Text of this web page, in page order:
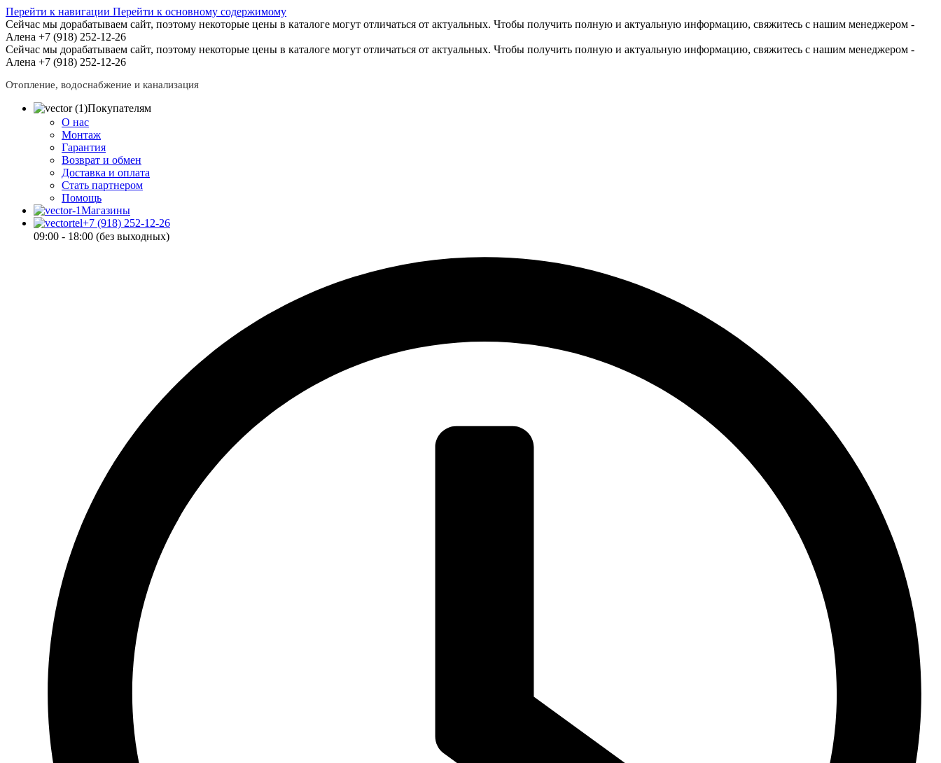
Перейти к навигации Перейти к основному содержимому
Сейчас мы дорабатываем сайт, поэтому некоторые цены в каталоге могут отличаться от актуальных. Чтобы получить полную и актуальную информацию, свяжитесь с нашим менеджером -
Алена +7 (918) 252-12-26
Сейчас мы дорабатываем сайт, поэтому некоторые цены в каталоге могут отличаться от актуальных. Чтобы получить полную и актуальную информацию, свяжитесь с нашим менеджером -
Алена +7 (918) 252-12-26
Отопление, водоснабжение и канализация
Покупателям
О нас
Монтаж
Гарантия
Возврат и обмен
Доставка и оплата
Стать партнером
Помощь
Магазины
+7 (918) 252-12-26
09:00 - 18:00 (без выходных)